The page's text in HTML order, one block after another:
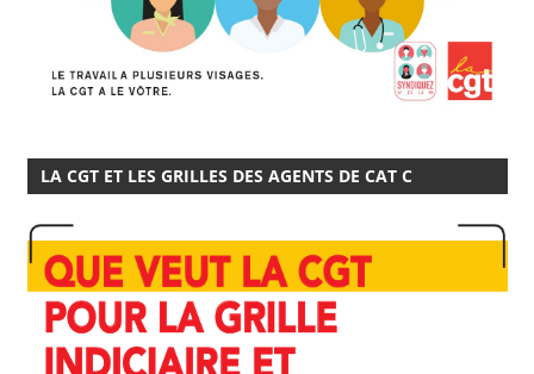
LA CGT ET LES GRILLES DES AGENTS DE CAT C